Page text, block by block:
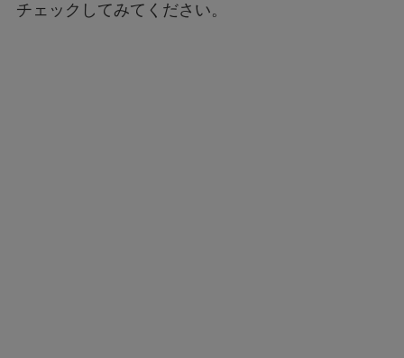
チェックしてみてください。